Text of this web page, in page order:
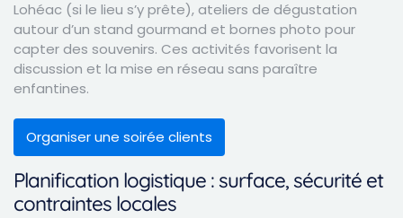
Lohéac (si le lieu s’y prête), ateliers de dégustation
autour d’un stand gourmand et bornes photo pour
capter des souvenirs. Ces activités favorisent la
discussion et la mise en réseau sans paraître
enfantines.
Organiser une soirée clients
Planification logistique : surface, sécurité et
contraintes locales